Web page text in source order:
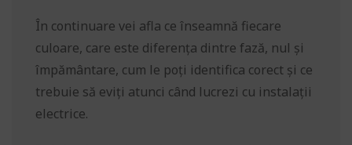
În continuare vei afla ce înseamnă fiecare
culoare, care este diferența dintre fază, nul și
împământare, cum le poți identifica corect și ce
trebuie să eviți atunci când lucrezi cu instalații
electrice.